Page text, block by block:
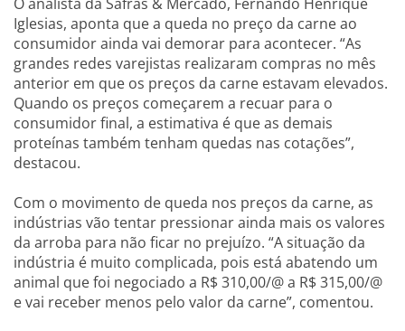
Iglesias, aponta que a queda no preço da carne ao
consumidor ainda vai demorar para acontecer. “As
grandes redes varejistas realizaram compras no mês
anterior em que os preços da carne estavam elevados.
Quando os preços começarem a recuar para o
consumidor final, a estimativa é que as demais
proteínas também tenham quedas nas cotações”,
destacou.
Com o movimento de queda nos preços da carne, as
indústrias vão tentar pressionar ainda mais os valores
da arroba para não ficar no prejuízo. “A situação da
indústria é muito complicada, pois está abatendo um
animal que foi negociado a R$ 310,00/@ a R$ 315,00/@
e vai receber menos pelo valor da carne”, comentou.